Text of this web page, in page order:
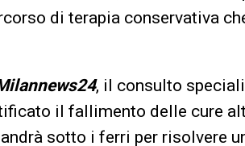
di terapia conservativa
, il consulto
il fallimento delle cure
sotto i ferri per risolvere